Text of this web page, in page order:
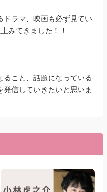
ドラマ、映画も必ず見てい
みてきました！！
ること、話題になっている
発信していきたいと思いま